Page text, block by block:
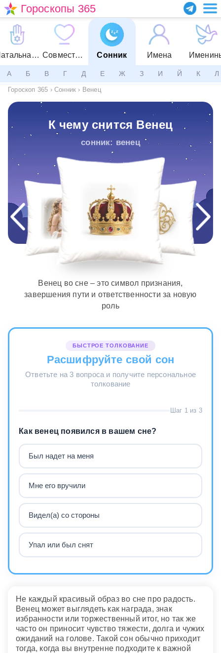
Гороскопы 365
Натальная карта Совместимость Сонник Имена
А Б В Г Д Е Ж З И Й К Л
Гороскоп 365 › Сонник › Венец
К чему снится Венец
сонник: венец
Венец во сне – это символ признания,
завершения пути и ответственности за новую
роль
БЫСТРОЕ ТОЛКОВАНИЕ
Расшифруйте свой сон
Ответьте на 3 вопроса и получите персональное
толкование
Шаг 1 из 3
Как венец появился в вашем сне?
Был надет на меня
Мне его вручили
Видел(а) со стороны
Упал или был снят
Не каждый красивый образ во сне про радость.
Венец может выглядеть как награда, знак
избранности или торжественный итог, но так же
часто он приносит чувство тяжести, долга и чужих
ожиданий на голове. Такой сон обычно приходит
тогда, когда вы внутренне подходите к важной